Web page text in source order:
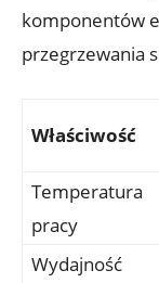
komponentów⁤
przegrzewania
Właściwość
Temperatura
pracy
Wydajność